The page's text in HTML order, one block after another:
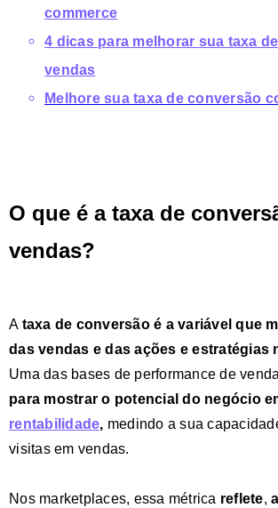
commerce
4 dicas para melhorar sua taxa
vendas
Melhore sua taxa de conversão
O que é a taxa de
vendas?
A taxa de conversãoé a variável que
das vendas e das ações e estratégias
Uma das bases de performance de
para mostrar o potencial do negócio
rentabilidade, medindo a sua
visitas em vendas.
Nos marketplaces, essa métrica reflete,